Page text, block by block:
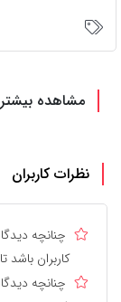
مشاهده بیشتر
نظرات کاربران
چنانچه
کاربران باشد
چنانچه